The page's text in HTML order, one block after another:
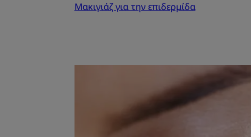
Μακιγιάζ για την επιδερμίδα